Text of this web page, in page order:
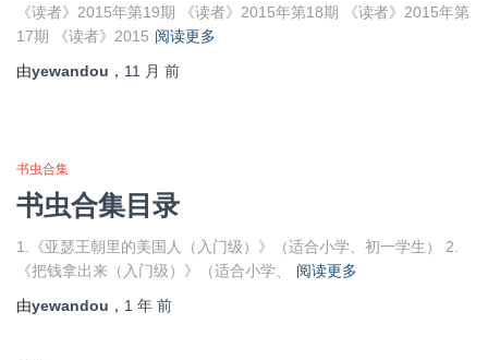
《读者》2015年第19期 《读者》2015年第18期 《读者》2015年第
17期 《读者》2015 阅读更多
由yewandou ， 11 月 前
书虫合集
书虫合集目录
1.《亚瑟王朝里的美国人（入门级）》（适合小学、初一学生） 2.
《把钱拿出来（入门级）》（适合小学、
阅读更多
由yewandou ， 1 年 前